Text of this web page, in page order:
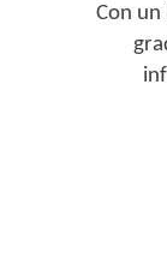
Con un